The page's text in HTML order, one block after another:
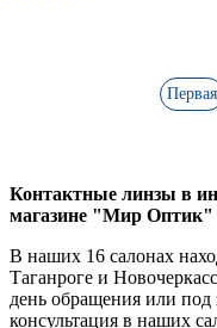
Первая
Контактные линзы в
магазине "Мир Оптик"
В наших 16 салонах
Таганроге и
день обращения или под
консультация в наших